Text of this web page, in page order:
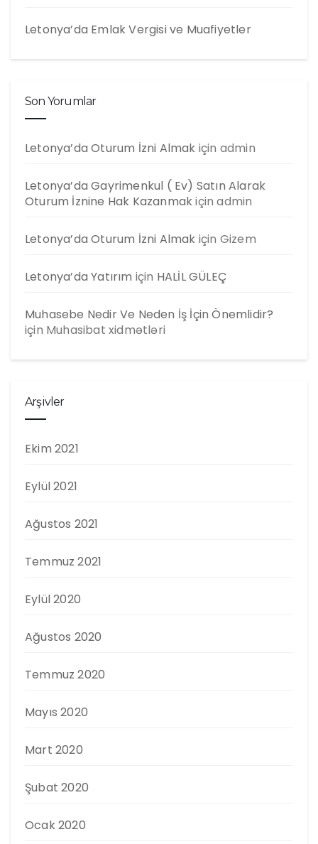
Letonya’da Emlak Vergisi ve Muafiyetler
Son Yorumlar
Letonya’da Oturum İzni Almak için admin
Letonya’da Gayrimenkul ( Ev) Satın Alarak
Oturum İznine Hak Kazanmakiçinadmin
Letonya’da Oturum İzni Almak için Gizem
Letonya’da Yatırım için HALİL GÜLEÇ
Muhasebe Nedir Ve Neden İş İçin Önemlidir?
için Muhasibat xidmətləri
Arşivler
Ekim 2021
Eylül 2021
Ağustos 2021
Temmuz 2021
Eylül 2020
Ağustos 2020
Temmuz 2020
Mayıs 2020
Mart 2020
Şubat 2020
Ocak 2020